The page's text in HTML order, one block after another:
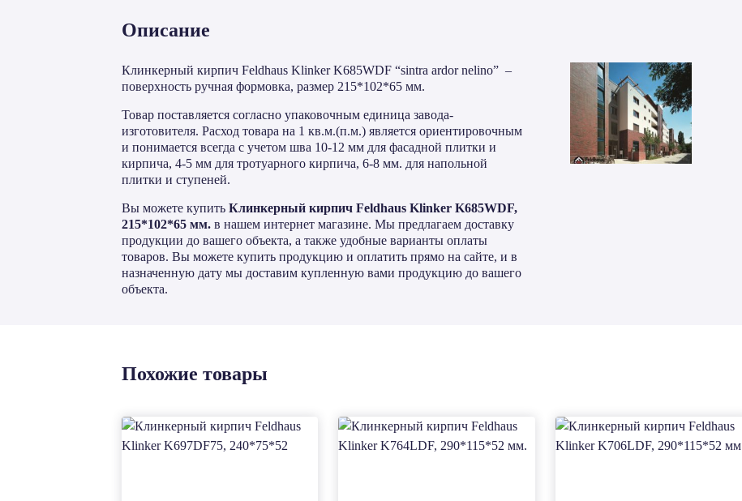
Описание
Клинкерный кирпич Feldhaus Klinker K685WDF “sintra ardor nelino” –
поверхность ручная формовка, размер 215*102*65 мм.
Товар поставляется согласно упаковочным единица завода-
изготовителя. Расход товара на 1 кв.м.(п.м.) является ориентировочным
и понимается всегда с учетом шва 10-12 мм для фасадной плитки и
кирпича, 4-5 мм для тротуарного кирпича, 6-8 мм. для напольной
плитки и ступеней.
Вы можете купить Клинкерный кирпич Feldhaus Klinker K685WDF,
215*102*65 мм. в нашем интернет магазине. Мы предлагаем доставку
продукции до вашего объекта, а также удобные варианты оплаты
товаров. Вы можете купить продукцию и оплатить прямо на сайте, и в
назначенную дату мы доставим купленную вами продукцию до вашего
объекта.
Похожие товары